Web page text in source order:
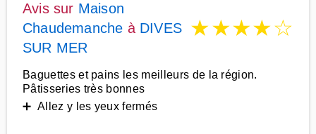
Avis sur Maison
Chaudemanche à DIVES
SUR MER
★★★★☆
Baguettes et pains les meilleurs de la région.
Pâtisseries très bonnes
➕ Allez y les yeux fermés